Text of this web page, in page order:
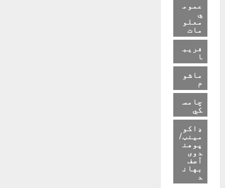
عموم
ي
معلو
مات
فریب
ا
ماشو
م
چامس
کي
ډاکو
مینټ/
پوهن
دوی
آصف
بهان
د